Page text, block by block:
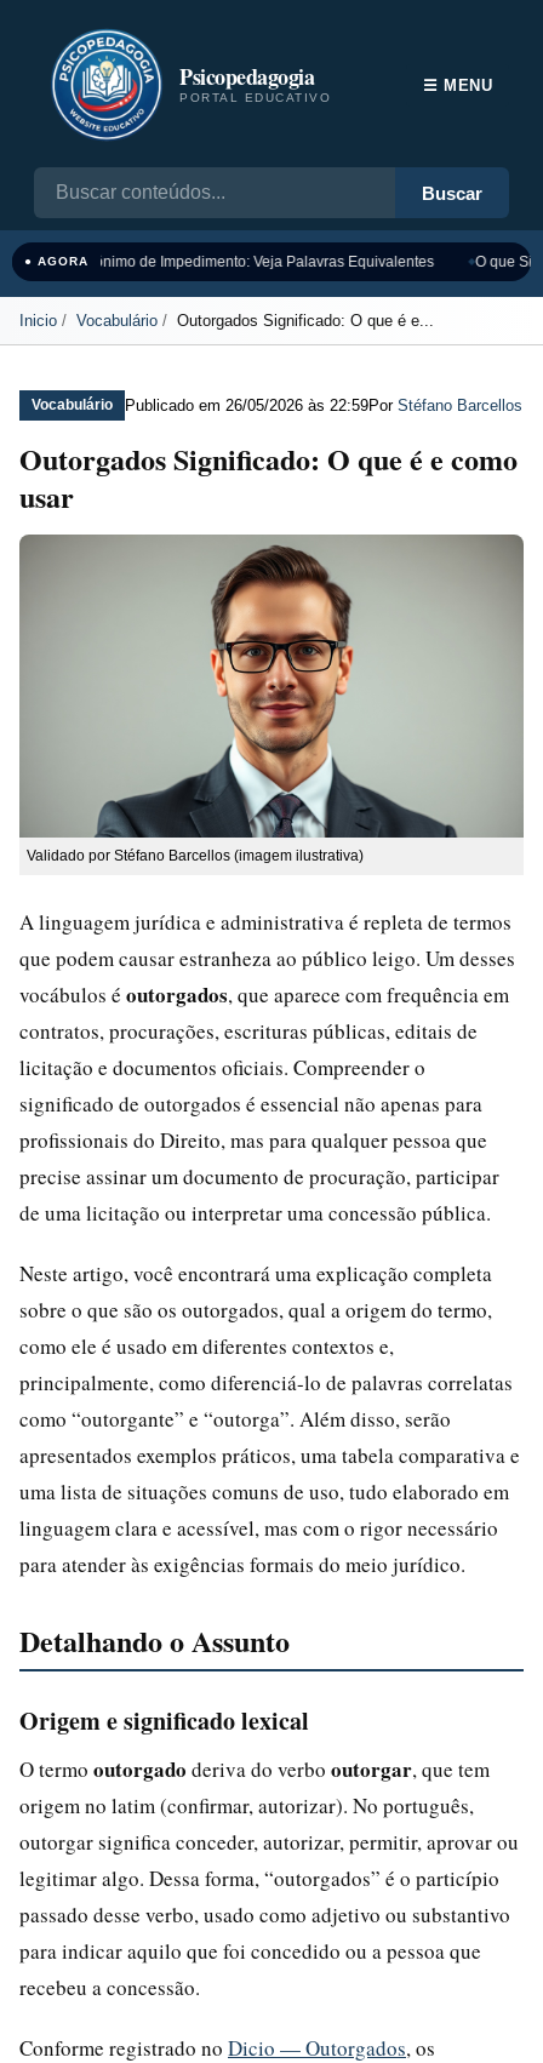
Psicopedagogia
PORTAL EDUCATIVO
Buscar
☰ MENU
● AGORASinônimo de Impedimento: Veja Palavras Equivalentes O que
Inicio Vocabulário Outorgados Significado: O que é e...
Vocabulário Publicado em 26/05/2026 às 22:59Por Stéfano Barcellos
Outorgados Significado: O que é e como
usar
Validado por Stéfano Barcellos (imagem ilustrativa)
A linguagem jurídica e administrativa é repleta de termos
que podem causar estranheza ao público leigo. Um desses
vocábulos é outorgados, que aparece com frequência em
contratos, procurações, escrituras públicas, editais de
licitação e documentos oficiais. Compreender o
significado de outorgados é essencial não apenas para
profissionais do Direito, mas para qualquer pessoa que
precise assinar um documento de procuração, participar
de uma licitação ou interpretar uma concessão pública.
Neste artigo, você encontrará uma explicação completa
sobre o que são os outorgados, qual a origem do termo,
como ele é usado em diferentes contextos e,
principalmente, como diferenciá-lo de palavras correlatas
como “outorgante” e “outorga”. Além disso, serão
apresentados exemplos práticos, uma tabela comparativa e
uma lista de situações comuns de uso, tudo elaborado em
linguagem clara e acessível, mas com o rigor necessário
para atender às exigências formais do meio jurídico.
Detalhando o Assunto
Origem e significado lexical
O termo outorgado deriva do verbo outorgar, que tem
origem no latim (confirmar, autorizar). No português,
outorgar significa conceder, autorizar, permitir, aprovar ou
legitimar algo. Dessa forma, “outorgados” é o particípio
passado desse verbo, usado como adjetivo ou substantivo
para indicar aquilo que foi concedido ou a pessoa que
recebeu a concessão.
Conforme registrado no Dicio — Outorgados, os